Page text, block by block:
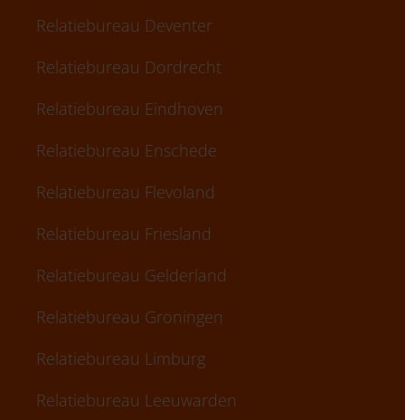
Relatiebureau Deventer
Relatiebureau Dordrecht
Relatiebureau Eindhoven
Relatiebureau Enschede
Relatiebureau Flevoland
Relatiebureau Friesland
Relatiebureau Gelderland
Relatiebureau Groningen
Relatiebureau Limburg
Relatiebureau Leeuwarden